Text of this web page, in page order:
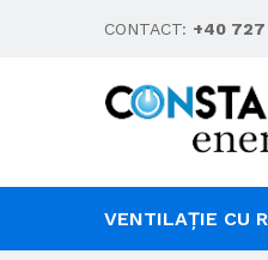
CONTACT: +40 727
VENTILAȚIE CU